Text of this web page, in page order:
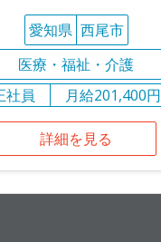
愛知県 西尾市
医療・福祉・介護
社員
月給201,400円
詳細を見る